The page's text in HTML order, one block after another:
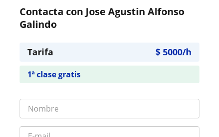
Contacta con Jose Agustin Alfonso
Galindo
Tarifa $ 5000/h
1ª clase gratis